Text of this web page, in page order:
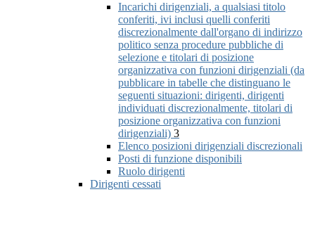
Incarichi dirigenziali, a qualsiasi titolo
conferiti, ivi inclusi quelli conferiti
discrezionalmente dall'organo di indirizzo
politico senza procedure pubbliche di
selezione e titolari di posizione
organizzativa con funzioni dirigenziali (da
pubblicare in tabelle che distinguano le
seguenti situazioni: dirigenti, dirigenti
individuati discrezionalmente, titolari di
posizione organizzativa con funzioni
dirigenziali) 3
Elenco posizioni dirigenziali discrezionali
Posti di funzione disponibili
Ruolo dirigenti
Dirigenti cessati